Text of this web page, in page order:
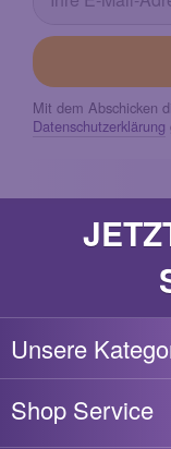
Mit dem Abschicken
Datenschutzerklärung
Unsere
Shop Service